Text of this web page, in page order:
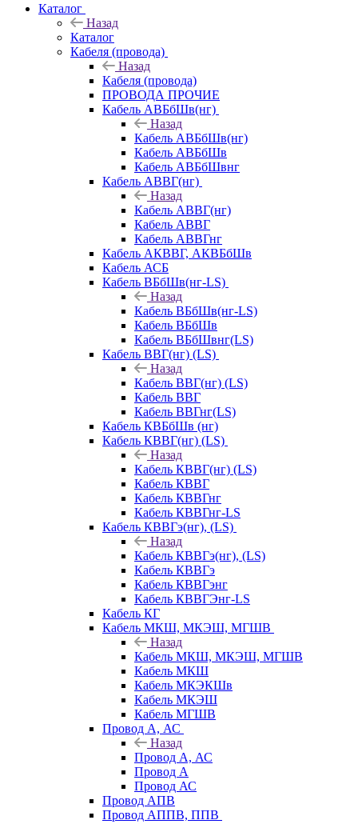
Каталог
Назад
Каталог
Кабеля (провода)
Назад
Кабеля (провода)
ПРОВОДА ПРОЧИЕ
Кабель АВБбШв(нг)
Назад
Кабель АВБбШв(нг)
Кабель АВБбШв
Кабель АВБбШвнг
Кабель АВВГ(нг)
Назад
Кабель АВВГ(нг)
Кабель АВВГ
Кабель АВВГнг
Кабель АКВВГ, АКВБбШв
Кабель АСБ
Кабель ВБбШв(нг-LS)
Назад
Кабель ВБбШв(нг-LS)
Кабель ВБбШв
Кабель ВБбШвнг(LS)
Кабель ВВГ(нг) (LS)
Назад
Кабель ВВГ(нг) (LS)
Кабель ВВГ
Кабель ВВГнг(LS)
Кабель КВБбШв (нг)
Кабель КВВГ(нг) (LS)
Назад
Кабель КВВГ(нг) (LS)
Кабель КВВГ
Кабель КВВГнг
Кабель КВВГнг-LS
Кабель КВВГэ(нг), (LS)
Назад
Кабель КВВГэ(нг), (LS)
Кабель КВВГэ
Кабель КВВГэнг
Кабель КВВГЭнг-LS
Кабель КГ
Кабель МКШ, МКЭШ, МГШВ
Назад
Кабель МКШ, МКЭШ, МГШВ
Кабель МКШ
Кабель МКЭКШв
Кабель МКЭШ
Кабель МГШВ
Провод А, АС
Назад
Провод А, АС
Провод А
Провод АС
Провод АПВ
Провод АППВ, ППВ